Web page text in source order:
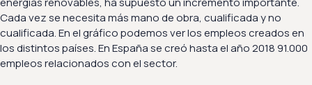
Cada vez se necesita más mano de obra, cualificada y no
cualificada. En el gráfico podemos ver los empleos creados en
los distintos países. En España se creó hasta el año 2018 91.000
empleos relacionados con el sector.